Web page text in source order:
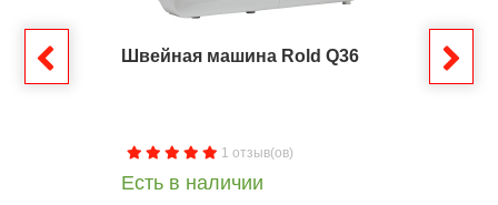
Швейная машина Rold Q36
1 отзыв(ов)
Есть в наличии